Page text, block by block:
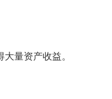
量资产收益。